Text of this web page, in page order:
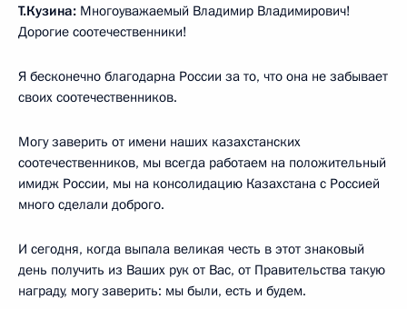
Т.Кузина: Многоуважаемый Владимир Владимирович!
Дорогие соотечественники!
Я бесконечно благодарна России за то, что она не забывает
своих соотечественников.
Могу заверить от имени наших казахстанских
соотечественников, мы всегда работаем на положительный
имидж России, мы на консолидацию Казахстана с Россией
много сделали доброго.
И сегодня, когда выпала великая честь в этот знаковый
день получить из Ваших рук от Вас, от Правительства такую
награду, могу заверить: мы были, есть и будем.